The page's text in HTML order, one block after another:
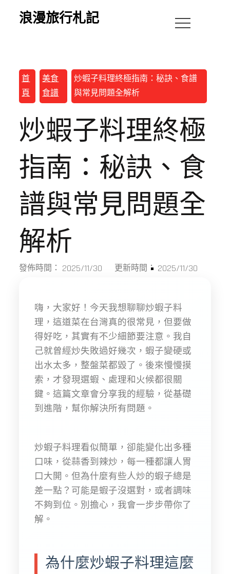
浪漫旅行札記
首
頁
美食
食譜
炒蝦子料理終極指南：秘訣、食譜
與常見問題全解析
炒蝦子料理終極
指南：秘訣、食
譜與常見問題全
解析
發佈時間： 2025/11/30 更新時間： 2025/11/30
嗨，大家好！今天我想聊聊炒蝦子料
理，這道菜在台灣真的很常見，但要做
得好吃，其實有不少細節要注意。我自
己就曾經炒失敗過好幾次，蝦子變硬或
出水太多，整盤菜都毀了。後來慢慢摸
索，才發現選蝦、處理和火候都很關
鍵。這篇文章會分享我的經驗，從基礎
到進階，幫你解決所有問題。
炒蝦子料理看似簡單，卻能變化出多種
口味，從蒜香到辣炒，每一種都讓人胃
口大開。但為什麼有些人炒的蝦子總是
差一點？可能是蝦子沒選對，或者調味
不夠到位。別擔心，我會一步步帶你了
解。
為什麼炒蝦子料理這麼